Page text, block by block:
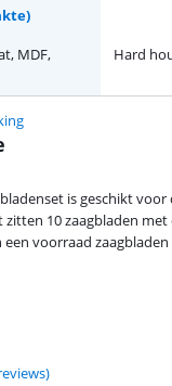
MDF,
Hard
is geschikt
zitten 10 zaagbladen
een voorraad
op 11 reviews.